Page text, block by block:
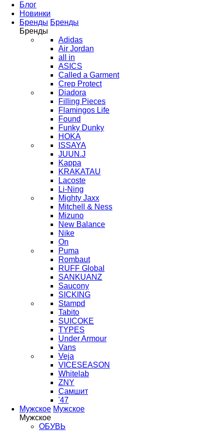
Блог
Новинки
Бренды Бренды
Бренды
Adidas
Air Jordan
all in
ASICS
Called a Garment
Crep Protect
Diadora
Filling Pieces
Flamingos Life
Found
Funky Dunky
HOKA
ISSAYA
JUUN.J
Kappa
KRAKATAU
Lacoste
Li-Ning
Mighty Jaxx
Mitchell & Ness
Mizuno
New Balance
Nike
On
Puma
Rombaut
RUFF Global
SANKUANZ
Saucony
SICKING
Stampd
Tabito
SUICOKE
TYPES
Under Armour
Vans
Veja
VICESEASON
Whitelab
ZNY
Самшит
'47
Мужское Мужское
Мужское
ОБУВЬ